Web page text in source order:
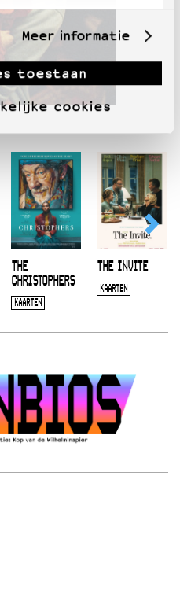
Meer informatie
toestaan
cookies
THE
CHRISTOPHERS
KAARTEN
THE INVITE
KAARTEN